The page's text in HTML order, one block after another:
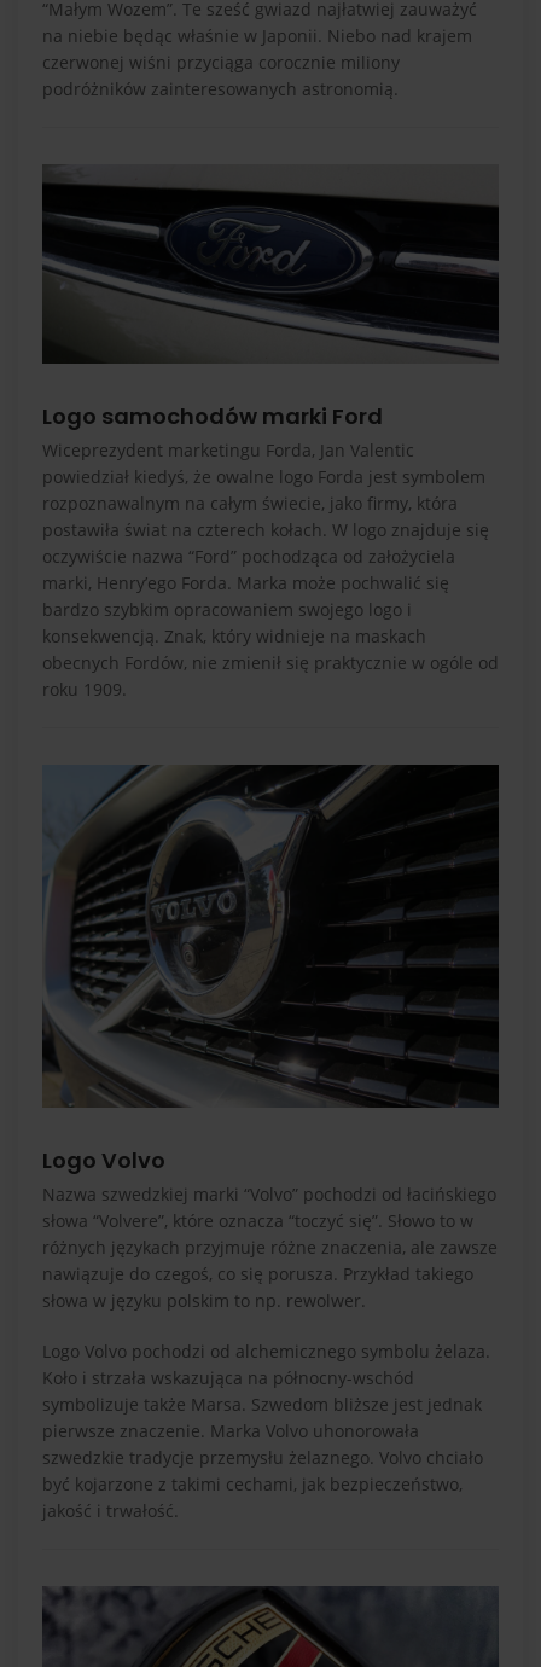
“Małym Wozem”. Te sześć gwiazd najłatwiej zauważyć
na niebie będąc właśnie w Japonii. Niebo nad krajem
czerwonej wiśni przyciąga corocznie miliony
podróżników zainteresowanych astronomią.
Logo samochodów marki Ford
Wiceprezydent marketingu Forda, Jan Valentic
powiedział kiedyś, że owalne logo Forda jest symbolem
rozpoznawalnym na całym świecie, jako firmy, która
postawiła świat na czterech kołach. W logo znajduje się
oczywiście nazwa “Ford” pochodząca od założyciela
marki, Henry’ego Forda. Marka może pochwalić się
bardzo szybkim opracowaniem swojego logo i
konsekwencją. Znak, który widnieje na maskach
obecnych Fordów, nie zmienił się praktycznie w ogóle od
roku 1909.
Logo Volvo
Nazwa szwedzkiej marki “Volvo” pochodzi od łacińskiego
słowa “Volvere”, które oznacza “toczyć się”. Słowo to w
różnych językach przyjmuje różne znaczenia, ale zawsze
nawiązuje do czegoś, co się porusza. Przykład takiego
słowa w języku polskim to np. rewolwer.
Logo Volvo pochodzi od alchemicznego symbolu żelaza.
Koło i strzała wskazująca na północny-wschód
symbolizuje także Marsa. Szwedom bliższe jest jednak
pierwsze znaczenie. Marka Volvo uhonorowała
szwedzkie tradycje przemysłu żelaznego. Volvo chciało
być kojarzone z takimi cechami, jak bezpieczeństwo,
jakość i trwałość.